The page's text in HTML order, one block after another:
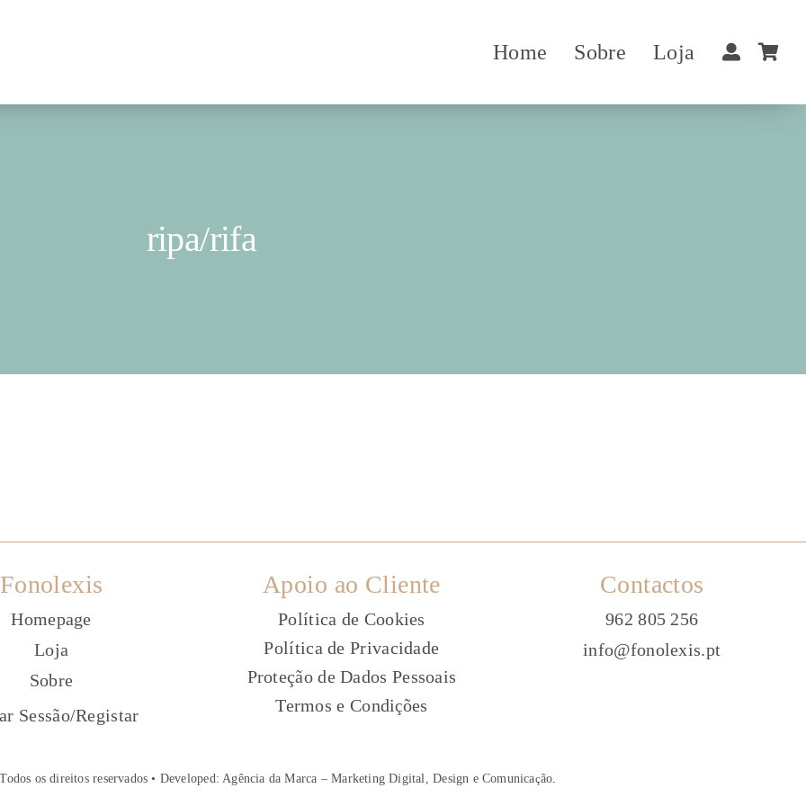
Home Sobre Loja
ripa/rifa
Fonolexis
Homepage
Loja
Sobre
Sessão/Registar
Apoio ao Cliente
Política de Cookies
Política de Privacidade
Proteção de Dados Pessoais
Termos e Condições
Contactos
962 805 256
info@fonolexis.pt
os direitos reservados • Developed:Agência da Marca – Marketing Digital, Design e Comunicação.